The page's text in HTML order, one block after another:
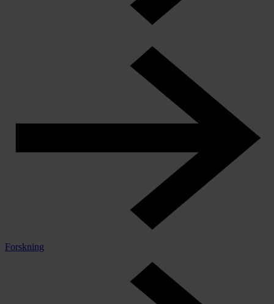
Forskning